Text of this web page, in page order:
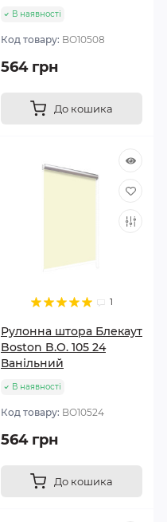
В наявності
Код товару: BО10508
564 грн
До кошика
1
Рулонна штора Блекаут
Boston B.O. 105 24
Ванільний
В наявності
Код товару: BО10524
564 грн
До кошика